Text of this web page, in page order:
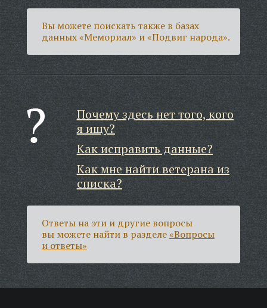
Вы можете поискать также в базах
данных «Мемориал» и «Подвиг народа».
Почему здесь нет того, кого
я ищу?
Как исправить данные?
Как мне найти ветерана из
списка?
Ответы на эти и другие вопросы
вы можете найти в разделе«Вопросы
и ответы»